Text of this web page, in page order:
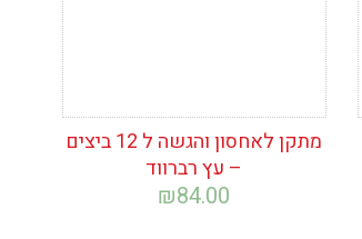
מתקן לאחסון והגשה ל 12 ביצים
– עץ רברווד
₪84.00